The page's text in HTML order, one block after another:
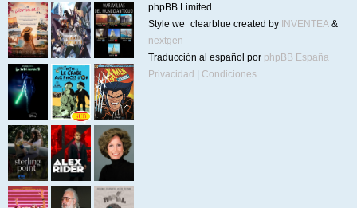
phpBB Limited
Style we_clearblue created by INVENTEA &
nextgen
Traducción al español por phpBB España
Privacidad | Condiciones